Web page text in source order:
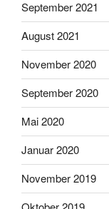
September 2021
August 2021
November 2020
September 2020
Mai 2020
Januar 2020
November 2019